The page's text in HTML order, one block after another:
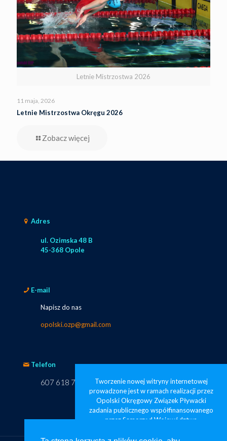
Letnie Mistrzostwa 2026
11 maja, 2026
Letnie Mistrzostwa Okręgu 2026
Zobacz więcej
Adres
ul. Ozimska 48 B
45-368 Opole
E-mail
Napisz do nas
opolski.ozp@gmail.com
Telefon
607 618 749
Tworzenie nowej witryny internetowej
prowadzone jest w ramach realizacji przez
Opolski Okręgowy Związek Pływacki
zadania publicznego współfinansowanego
przez Samorząd Województwa
pływanie widoczne od zaraz”